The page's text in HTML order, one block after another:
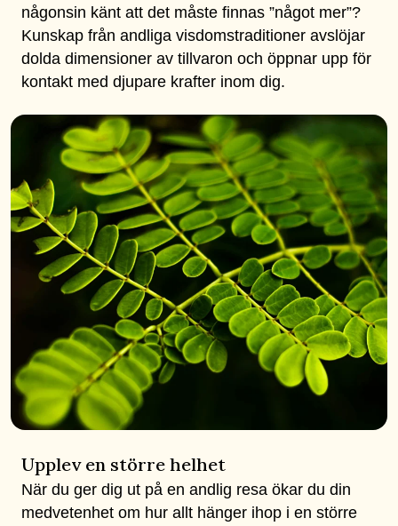
någonsin känt att det måste finnas ”något mer”?
Kunskap från andliga visdomstraditioner avslöjar
dolda dimensioner av tillvaron och öppnar upp för
kontakt med djupare krafter inom dig.
Upplev en större helhet
När du ger dig ut på en andlig resa ökar du din
medvetenhet om hur allt hänger ihop i en större